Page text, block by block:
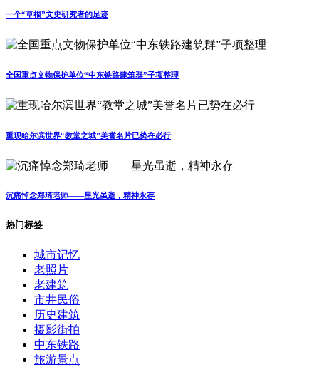
一个“草根”文史研究者的足迹
全国重点文物保护单位“中东铁路建筑群”子项整理
重现哈尔滨世界“教堂之城”美誉名片已势在必行
沉痛悼念郑琦老师——星光虽逝，精神永存
热门标签
城市记忆
老照片
老建筑
市井民俗
历史建筑
摄影街拍
中东铁路
旅游景点